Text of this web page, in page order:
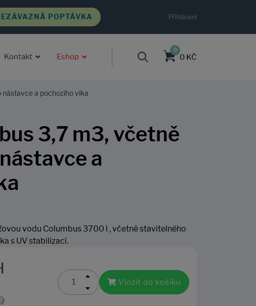
POPTÁVKA Přihlášení
Kontakt Eshop
0
0 KČ
a pochozího víka
3,7 m3, včetně
a
vodu Columbus 3700 l , včetně stavitelného
s UV stabilizací.
Vložit do košíku